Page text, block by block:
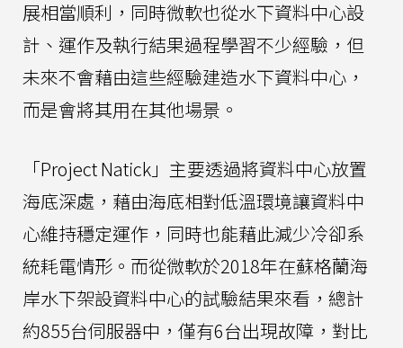
展相當順利，同時微軟也從水下資料中心設
計、運作及執行結果過程學習不少經驗，但
未來不會藉由這些經驗建造水下資料中心，
而是會將其用在其他場景。
「Project Natick」主要透過將資料中心放置
海底深處，藉由海底相對低溫環境讓資料中
心維持穩定運作，同時也能藉此減少冷卻系
統耗電情形。而從微軟於2018年在蘇格蘭海
岸水下架設資料中心的試驗結果來看，總計
約855台伺服器中，僅有6台出現故障，對比